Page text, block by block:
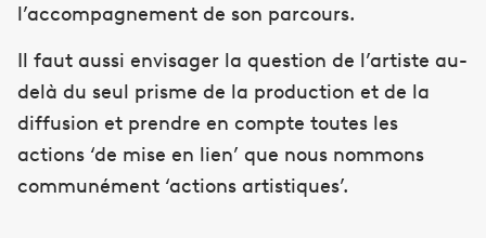
l’accompagnement de son parcours.
Il faut aussi envisager la question de l’artiste au-
delà du seul prisme de la production et de la
diffusion et prendre en compte toutes les
actions ‘de mise en lien’ que nous nommons
communément ‘actions artistiques’.